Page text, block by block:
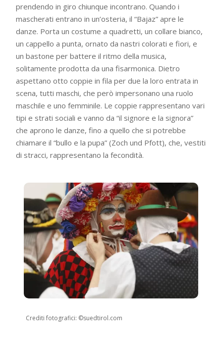
prendendo in giro chiunque incontrano. Quando i
mascherati entrano in un’osteria, il “Bajaz” apre le
danze. Porta un costume a quadretti, un collare bianco,
un cappello a punta, ornato da nastri colorati e fiori, e
un bastone per battere il ritmo della musica,
solitamente prodotta da una fisarmonica. Dietro
aspettano otto coppie in fila per due la loro entrata in
scena, tutti maschi, che però impersonano una ruolo
maschile e uno femminile. Le coppie rappresentano vari
tipi e strati sociali e vanno da “il signore e la signora”
che aprono le danze, fino a quello che si potrebbe
chiamare il “bullo e la pupa” (Zoch und Pfott), che, vestiti
di stracci, rappresentano la fecondità.
Crediti fotografici: ©suedtirol.com